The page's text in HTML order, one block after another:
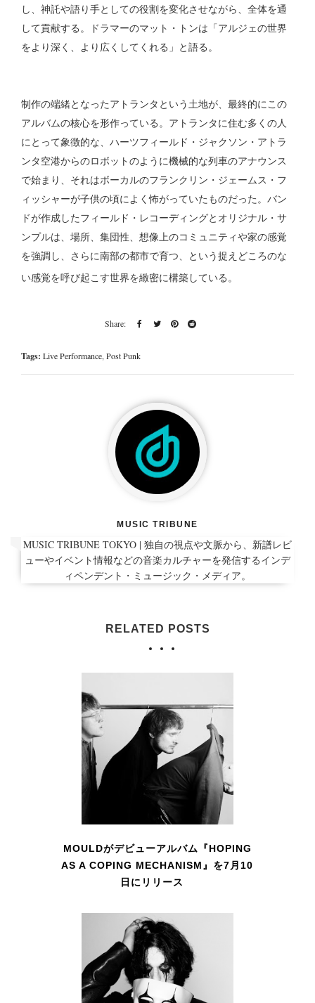
し、神託や語り手としての役割を変化させながら、全体を通
して貢献する。ドラマーのマット・トンは「アルジェの世界
をより深く、より広くしてくれる」と語る。
制作の端緒となったアトランタという土地が、最終的にこの
アルバムの核心を形作っている。アトランタに住む多くの人
にとって象徴的な、ハーツフィールド・ジャクソン・アトラ
ンタ空港からのロボットのように機械的な列車のアナウンス
で始まり、それはボーカルのフランクリン・ジェームス・フ
ィッシャーが子供の頃によく怖がっていたものだった。バン
ドが作成したフィールド・レコーディングとオリジナル・サ
ンプルは、場所、集団性、想像上のコミュニティや家の感覚
を強調し、さらに南部の都市で育つ、という捉えどころのな
い感覚を呼び起こす世界を緻密に構築している。
Tags: Live Performance,Post Punk
MUSIC TRIBUNE
MUSIC TRIBUNE TOKYO | 独自の視点や文脈から、新譜レビ
ューやイベント情報などの音楽カルチャーを発信するインデ
ィペンデント・ミュージック・メディア。
RELATED POSTS
MOULDがデビューアルバム『HOPING
AS A COPING MECHANISM』を7月10
日にリリース